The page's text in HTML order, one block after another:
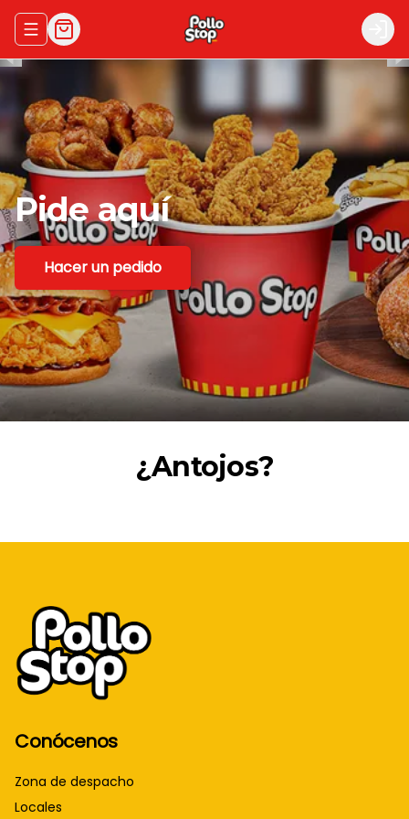
Abrir menu de navegación Login
Pide aquí
Hacer un pedido
¿Antojos?
Conócenos
Zona de despacho
Locales